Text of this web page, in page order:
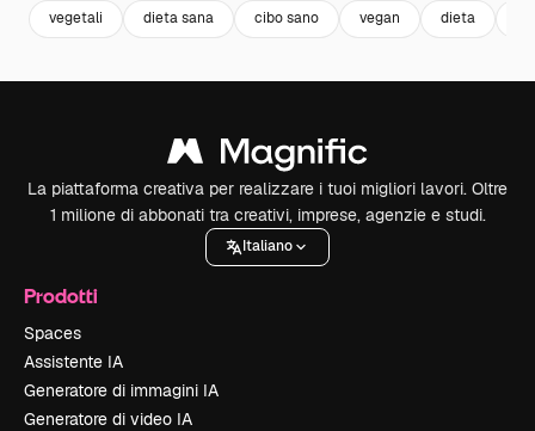
vegetali dieta sana cibo sano vegan dieta
La piattaforma creativa per realizzare i tuoi migliori lavori. Oltre
1 milione di abbonati tra creativi, imprese, agenzie e studi.
Italiano
Prodotti
Spaces
Assistente IA
Generatore di immagini IA
Generatore di video IA